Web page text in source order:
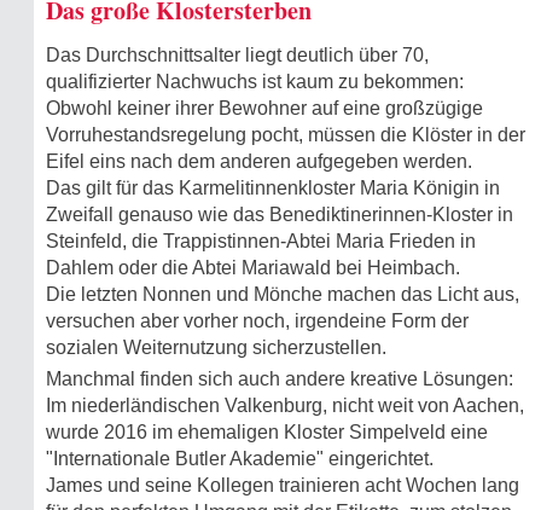
Das große Klostersterben
Das Durchschnittsalter liegt deutlich über 70,
qualifizierter Nachwuchs ist kaum zu bekommen:
Obwohl keiner ihrer Bewohner auf eine großzügige
Vorruhestandsregelung pocht, müssen die Klöster in der
Eifel eins nach dem anderen aufgegeben werden.
Das gilt für das Karmelitinnenkloster Maria Königin in
Zweifall genauso wie das Benediktinerinnen-Kloster in
Steinfeld, die Trappistinnen-Abtei Maria Frieden in
Dahlem oder die Abtei Mariawald bei Heimbach.
Die letzten Nonnen und Mönche machen das Licht aus,
versuchen aber vorher noch, irgendeine Form der
sozialen Weiternutzung sicherzustellen.
Manchmal finden sich auch andere kreative Lösungen:
Im niederländischen Valkenburg, nicht weit von Aachen,
wurde 2016 im ehemaligen Kloster Simpelveld eine
"Internationale Butler Akademie" eingerichtet.
James und seine Kollegen trainieren acht Wochen lang